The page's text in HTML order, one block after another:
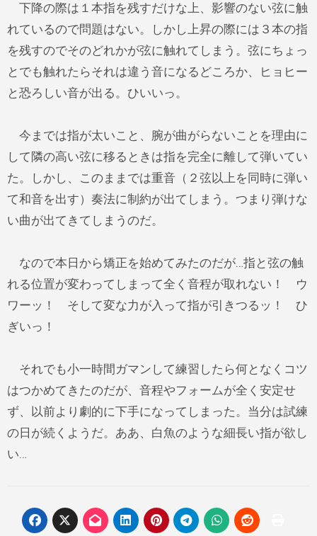
下降の際は１本指を残すだけな上、影響のない弦に触
れているので問題はない。しかし上昇の際には３本の指
を残すのでそのどれかが弦に触れてしまう。弦にちょっ
とでも触れたらそれは違う音になるどころか、ヒョヒー
と恐ろしい音が出る。ひいいっ。
今までは指が太いこと、腕が曲がらないことを理由に
して隣の高い弦に移るときは指を完全に離して弾いてい
た。しかし、このままでは重音（２弦以上を同時に弾い
て和音を出す）奏法に制約が出てしまう。つまり弾けな
い曲が出てきてしまうのだ。
なので本日から矯正を始めてみたのだが…指と弦の触
れる位置が変わってしまって全く音程が取れない！ ウ
ワーッ！ そして変な力が入って指が引きつるッ！ ひ
ぎいっ！
それでも小一時間ガマンして練習したら何となくコツ
はつかめてきたのだが、音程やフォームが全く安定せ
ず、以前より劇的に下手になってしまった。当分は試練
の日が続くようだ。ああ、白魚のような細長い指が欲し
い…